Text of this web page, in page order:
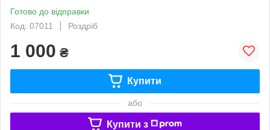
Готово до відправки
Код: 07011
Роздріб
1 000 ₴
Купити
або
Купити з